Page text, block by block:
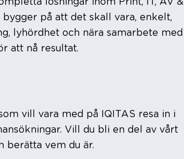
på att det skall vara, enkelt,
lyhördhet och nära samarbete med
att nå resultat.
vill vara med på IQITAS resa in i
Vill du bli en del av vårt
berätta vem du är.